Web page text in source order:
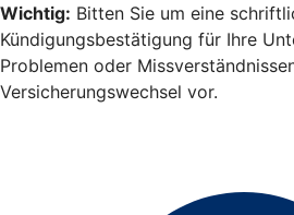
Wichtig: Bitten Sie um eine
Kündigungsbestätigung für Ihre
Problemen oder
Versicherungswechsel vor.